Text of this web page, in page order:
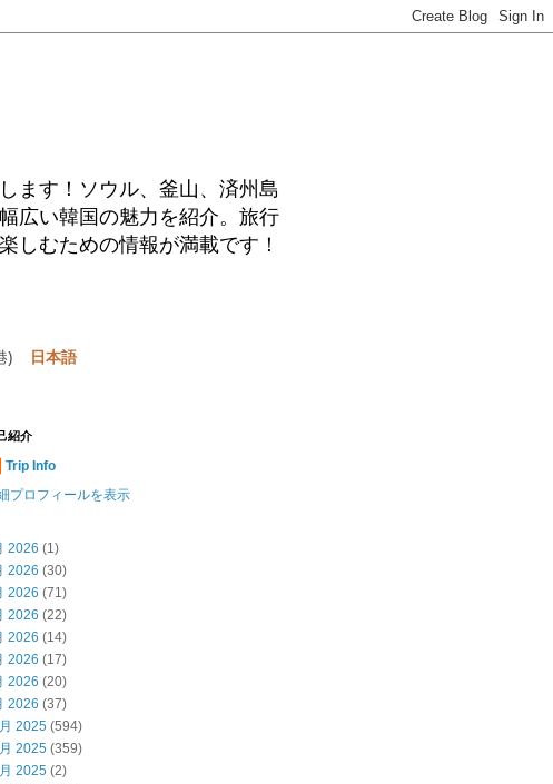
ます！ソウル、釜山、済州島
広い韓国の魅力を紹介。旅行
しむための情報が満載です！
) 日本語
紹介
Trip Info
プロフィールを表示
2026 (1)
2026 (30)
2026 (71)
2026 (22)
2026 (14)
2026 (17)
2026 (20)
2026 (37)
2025 (594)
2025 (359)
2025 (2)